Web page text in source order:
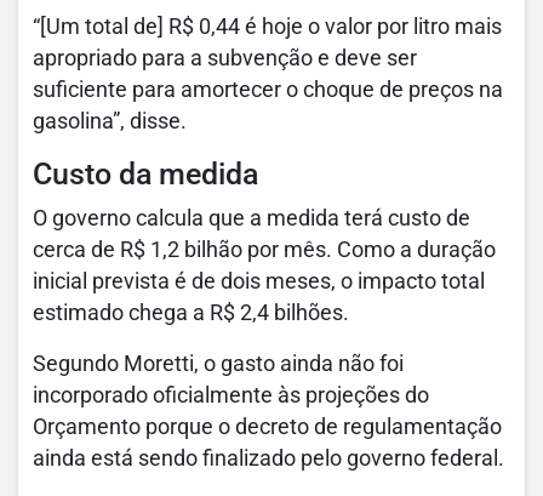
“[Um total de] R$ 0,44 é hoje o valor por litro mais
apropriado para a subvenção e deve ser
suficiente para amortecer o choque de preços na
gasolina”, disse.
Custo da medida
O governo calcula que a medida terá custo de
cerca de R$ 1,2 bilhão por mês. Como a duração
inicial prevista é de dois meses, o impacto total
estimado chega a R$ 2,4 bilhões.
Segundo Moretti, o gasto ainda não foi
incorporado oficialmente às projeções do
Orçamento porque o decreto de regulamentação
ainda está sendo finalizado pelo governo federal.